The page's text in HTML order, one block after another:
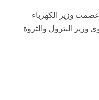
وزير الكهرباء
وزير البترول والثروة